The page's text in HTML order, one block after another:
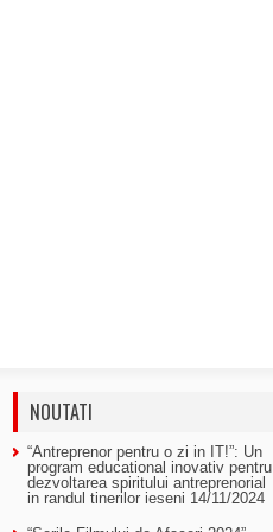
NOUTATI
“Antreprenor pentru o zi in IT!”: Un
program educational inovativ pentru
dezvoltarea spiritului antreprenorial
in randul tinerilor ieseni 14/11/2024